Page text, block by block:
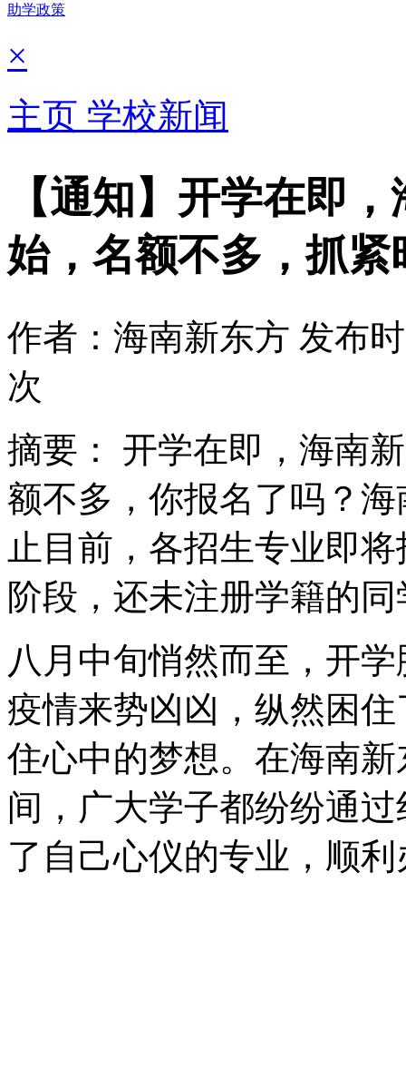
助学政策
×
主页 学校新闻
【通知】开学在即
始，名额不多，抓紧
作者：海南新东方 发布
次
摘要： 开学在即，海南
额不多，你报名了吗？
止目前，各招生专业即
阶段，还未注册学籍的
八月中旬悄然而至，开
疫情来势凶凶，纵然困
住心中的梦想。在海南
间，广大学子都纷纷通
了自己心仪的专业，顺